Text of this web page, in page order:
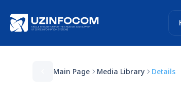
Main Page Media Library Details